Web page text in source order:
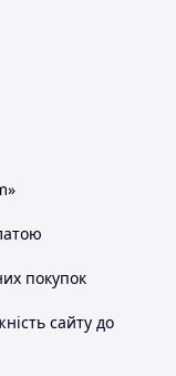
покупок
сайту до